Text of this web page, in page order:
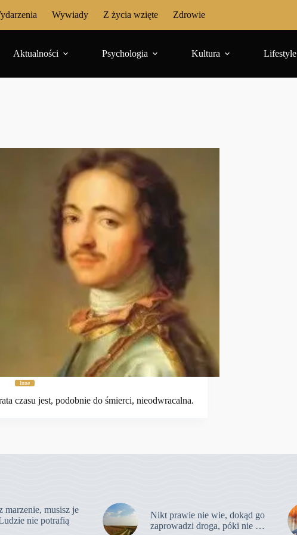
Wywiady Z życia wzięte Zdrowie
Aktualności Psychologia Kultura Lifestyle
Inne
czasu jest, podobnie do śmierci, nieodwracalna.
marzenie, musisz je
nie potrafią
Nikt prawie nie wie, dokąd go
zaprowadzi droga, póki nie …